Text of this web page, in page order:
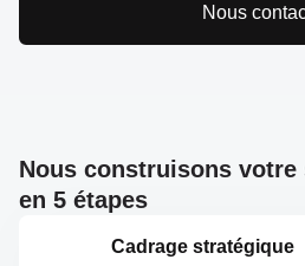
Nous
Nous construisons
en 5 étapes
Cadrage stratégique